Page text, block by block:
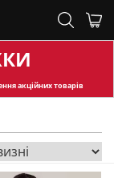
акційних товарів